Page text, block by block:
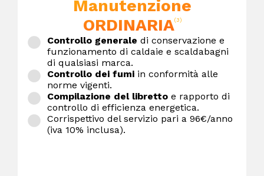
Manutenzione
ORDINARIA(3)
Controllo generale di conservazione e
funzionamento di caldaie e scaldabagni
di qualsiasi marca.
Controllo dei fumi in conformità alle
norme vigenti.
Compilazione del libretto e rapporto di
controllo di efficienza energetica.
Corrispettivo del servizio pari a 96€/anno
(iva 10% inclusa).